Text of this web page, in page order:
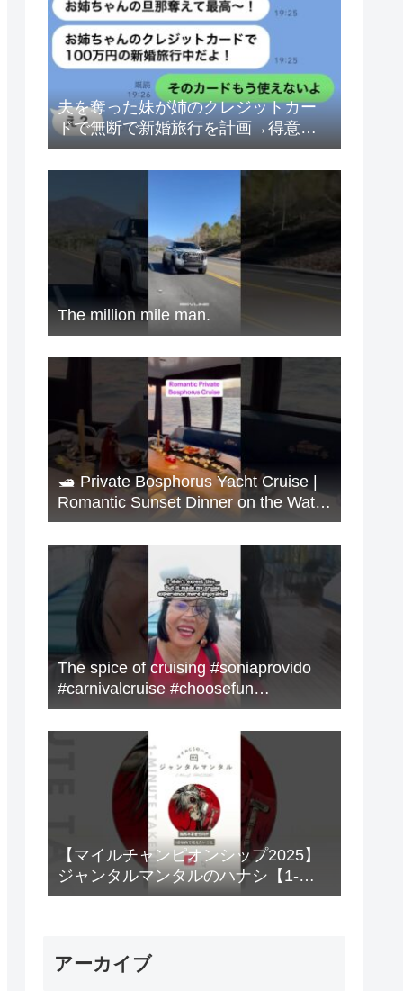
夫を奪った妹が姉のクレジットカー
ドで無断で新婚旅行を計画→得意げ
な妹に「カードは解約したから」と
伝えた時の反応が…ｗ
The million mile man.
🛥️ Private Bosphorus Yacht Cruise |
Romantic Sunset Dinner on the Water
🇹🇷✨
The spice of cruising #soniaprovido
#carnivalcruise #choosefun
#adventure #cruise #fun
【マイルチャンピオンシップ2025】
ジャンタルマンタルのハナシ【1-
MINUTE】#競馬
アーカイブ